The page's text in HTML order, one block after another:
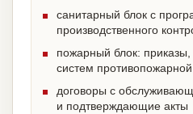
санитарный блок с
производственного
пожарный блок:
систем
договоры с
и подтверждающие акты